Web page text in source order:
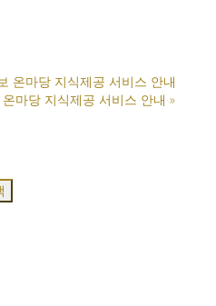
온마당 지식제공 서비스 안내
마당 지식제공 서비스 안내 »